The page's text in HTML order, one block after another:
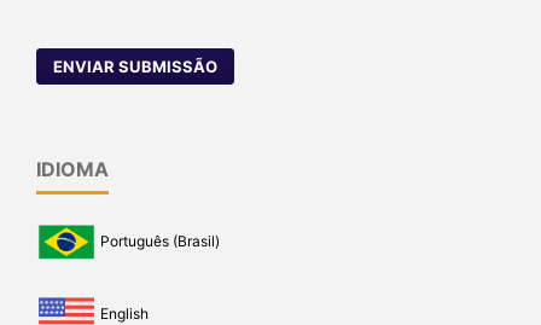
ENVIAR SUBMISSÃO
IDIOMA
Português (Brasil)
English